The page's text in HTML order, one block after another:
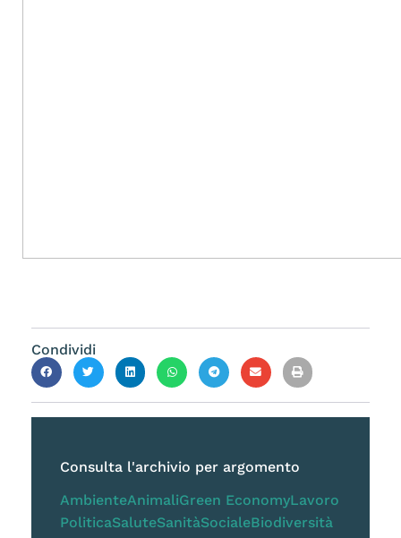
Condividi
Consulta l'archivio per argomento
AmbienteAnimaliGreen EconomyLavoro
PoliticaSaluteSanitàSocialeBiodiversità